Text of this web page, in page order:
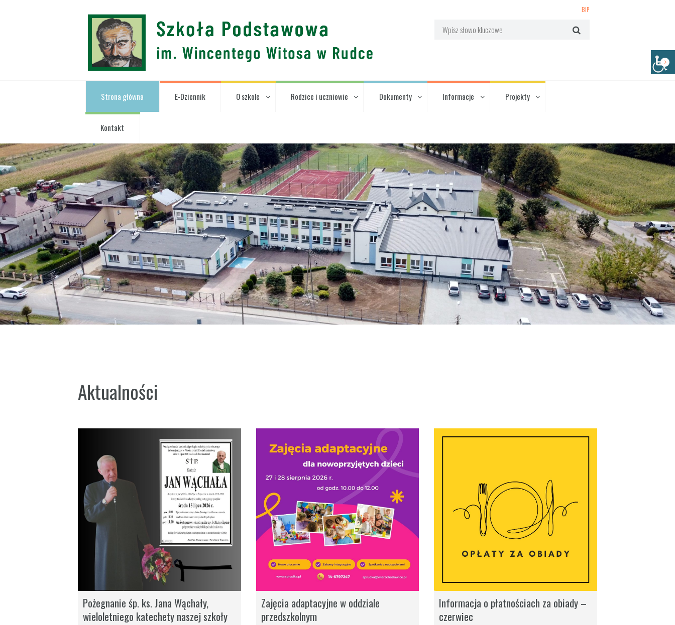
BIP
Strona główna E-Dziennik O szkole Rodzice i uczniowie Dokumenty Informacje Projekty
Kontakt
Aktualności
Pożegnanie śp. ks. Jana Wąchały,
wieloletniego katechety naszej szkoły
Zajęcia adaptacyjne w oddziale
przedszkolnym
Informacja o płatnościach za obiady –
czerwiec